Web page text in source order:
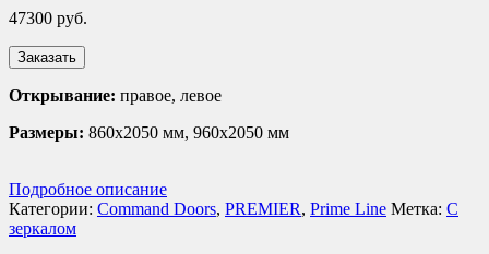
47300 руб.
Заказать
Открывание: правое, левое
Размеры: 860х2050 мм, 960х2050 мм
Подробное описание
Категории: Command Doors, PREMIER, Prime Line Метка: С
зеркалом